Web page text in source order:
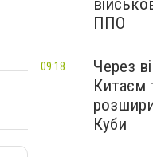
ППО
Через
Китаєм
Куби
09:18